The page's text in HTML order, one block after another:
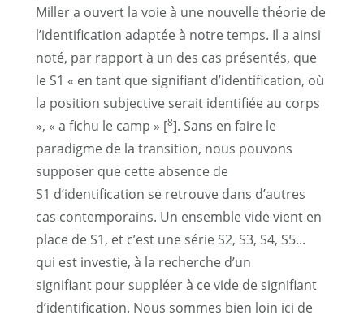
Miller a ouvert la voie à une nouvelle théorie de
l’identification adaptée à notre temps. Il a ainsi
noté, par rapport à un des cas présentés, que
le S1 « en tant que signifiant d’identification, où
la position subjective serait identifiée au corps
», « a fichu le camp » [8]. Sans en faire le
paradigme de la transition, nous pouvons
supposer que cette absence de
S1 d’identification se retrouve dans d’autres
cas contemporains. Un ensemble vide vient en
place de S1, et c’est une série S2, S3, S4, S5...
qui est investie, à la recherche d’un
signifiant pour suppléer à ce vide de signifiant
d’identification. Nous sommes bien loin ici de